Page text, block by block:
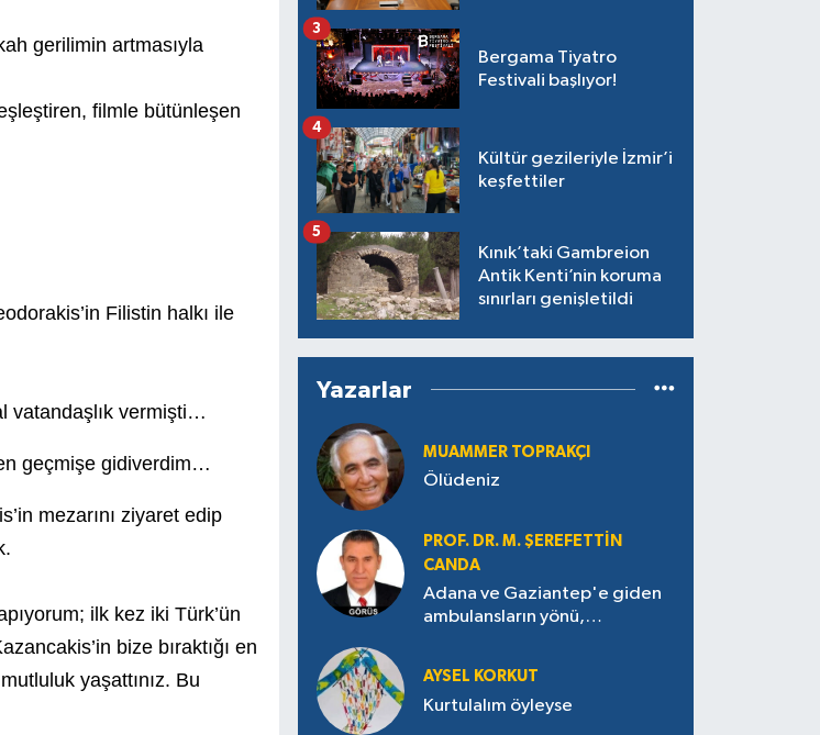
gerilimin artmasıyla
filmle bütünleşen
Filistin halkı ile
vatandaşlık vermişti…
geçmişe gidiverdim…
mezarını ziyaret edip
ilk kez iki Türk’ün
bize bıraktığı en
yaşattınız. Bu
Bergama Tiyatro
Festivali başlıyor!
3
Kültür gezileriyle İzmir’i
keşfettiler
4
Kınık’taki Gambreion
Antik Kenti’nin koruma
sınırları genişletildi
5
Yazarlar
MUAMMER TOPRAKÇI
Ölüdeniz
PROF. DR. M. ŞEREFETTIN
CANDA
Adana ve Gaziantep'e giden
ambulansların yönü,
AYSEL KORKUT
Kurtulalım öyleyse